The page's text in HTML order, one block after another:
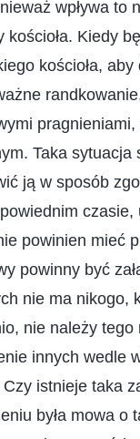
wpływa
kościoła. Kiedy
kościoła,
pragnieniami,
Taka sytuacja
ją w sposób
czasie,
powinien mieć
powinny być
nie ma nikogo,
nie należy
innych wedle
Czy istnieje taka
była mowa